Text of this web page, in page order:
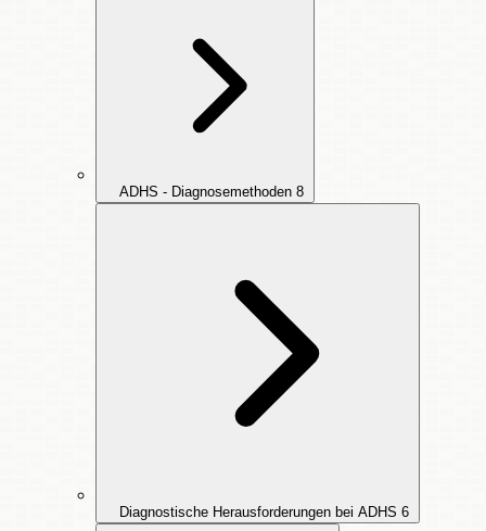
ADHS - Diagnosemethoden 8
Diagnostische Herausforderungen bei ADHS 6